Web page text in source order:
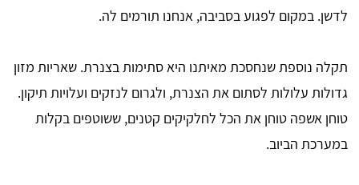
לדשן. במקום לפגוע בסביבה, אנחנו תורמים לה.
תקלה נוספת שנחסכת מאיתנו היא סתימות בצנרת. שאריות מזון
גדולות עלולות לסתום את הצנרת, ולגרום לנזקים ועלויות תיקון.
טוחן אשפה טוחן את הכל לחלקיקים קטנים, ששוטפים בקלות
במערכת הביוב.